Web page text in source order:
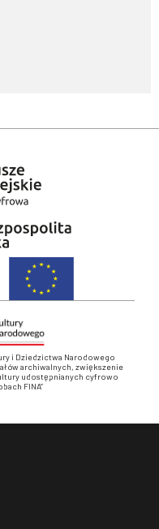
i Dziedzictwa Narodowego
archiwalnych, zwiększenie
udostępnianych cyfrowo
FINA”